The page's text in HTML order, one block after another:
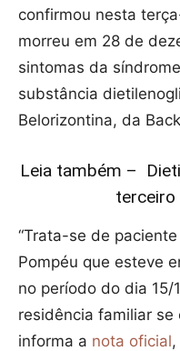
confirmou nesta
morreu em 28 de
sintomas da
substância
Belorizontina, da
Leia também –
terceiro
“Trata-se de
Pompéu que esteve
no período do dia 15/
residência familiar se
informa a nota oficial